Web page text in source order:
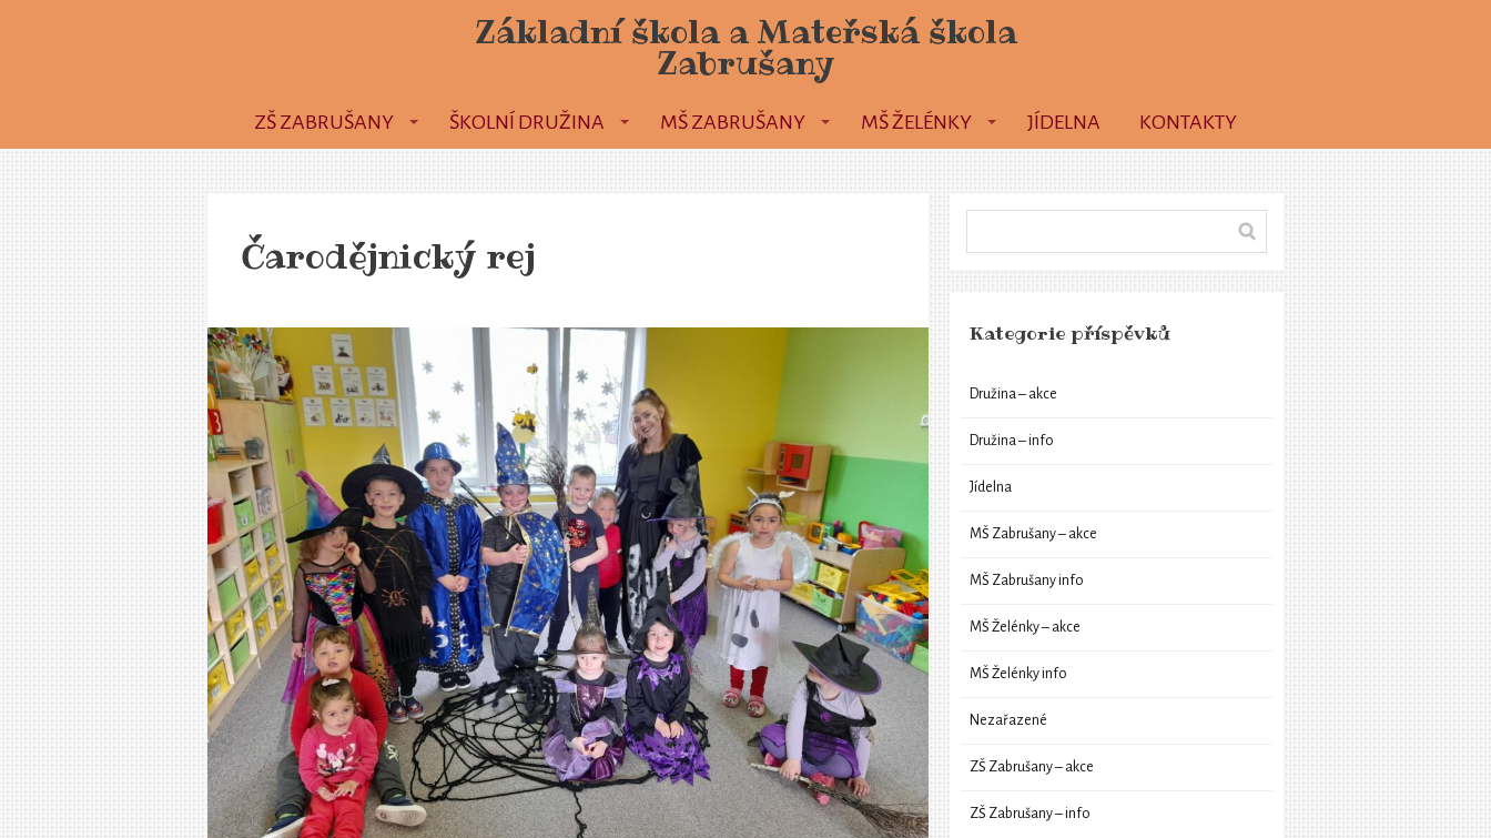
Základní škola a Mateřská škola
Zabrušany
ZŠ ZABRUŠANY ŠKOLNÍ DRUŽINA MŠ ZABRUŠANY MŠ ŽELÉNKY JÍDELNA KONTAKTY
Čarodějnický rej
Kategorie příspěvků
Družina – akce
Družina – info
Jídelna
MŠ Zabrušany – akce
MŠ Zabrušany info
MŠ Želénky – akce
MŠ Želénky info
Nezařazené
ZŠ Zabrušany – akce
ZŠ Zabrušany – info